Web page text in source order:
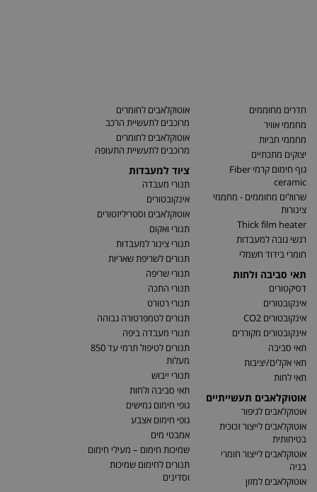
חדרים מחוממים
מחממי אוויר
מחממי חביות
יצוקים מתכתיים
גוף חימום קרמי Fiber
ceramic
שרוולים מחוממים - מחממי
צינורות
Thick film heater
רגשי גובה למעבדות
חומרי בידוד חשמלי
תאי סביבה ולחות
דסיקטורים
אינקובטורים
אינקובטורים CO2
אינקובטורים מקוררים
תאי סביבה
תאי אקלים/יציבות
תאי לחות
אוטוקלאבים תעשייתיים
אוטוקלאבים לגיפור
אוטוקלאבים לייצור זכוכית
בטיחותית
אוטוקלאבים לייצור חומרי
בניה
אוטוקלאבים למזון
אוטוקלאבים לחומרים
מרוכבים לתעשיית הרכב
אוטוקלאבים לחומרים
מרוכבים לתעשיית התעופה
ציוד למעבדות
תנורי מעבדה
אינקובטורים
אוטוקלאבים וסטריליזטורים
תנורי ואקום
תנורי צינור למעבדות
תנורים לשריפת שאריות
תנורי שריפה
תנורי התכה
תנורי רטורט
תנורים לטמפרטורה גבוהה
תנורי מעבדה ביפה
תנורים לטיפול תרמי עד 850
מעלות
תנורי ייבוש
תאי סביבה ולחות
גופי חימום גמישים
גופי חימום אצבע
אמבטי מים
שמיכות חימום – מעילי חימום
תנורים לחימום שמיכות
וסדינים